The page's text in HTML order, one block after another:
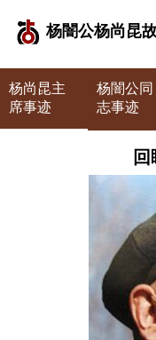
杨闇公杨尚昆
杨尚昆主
席事迹
杨闇公同
志事迹